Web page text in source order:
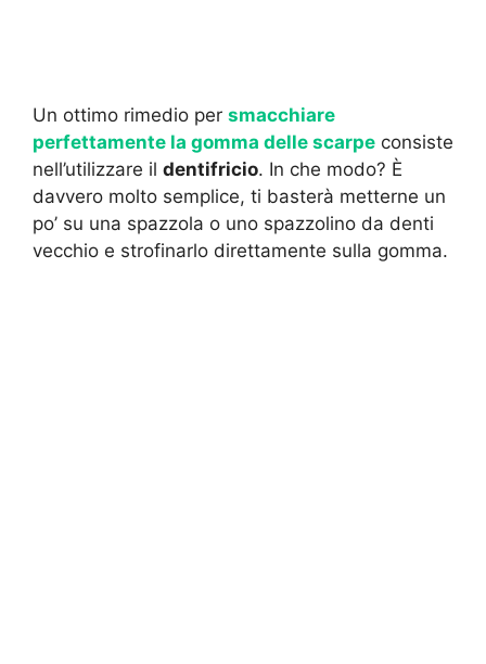
Un ottimo rimedio per smacchiare
perfettamente la gomma delle scarpe consiste
nell’utilizzare il dentifricio. In che modo? È
davvero molto semplice, ti basterà metterne un
po’ su una spazzola o uno spazzolino da denti
vecchio e strofinarlo direttamente sulla gomma.